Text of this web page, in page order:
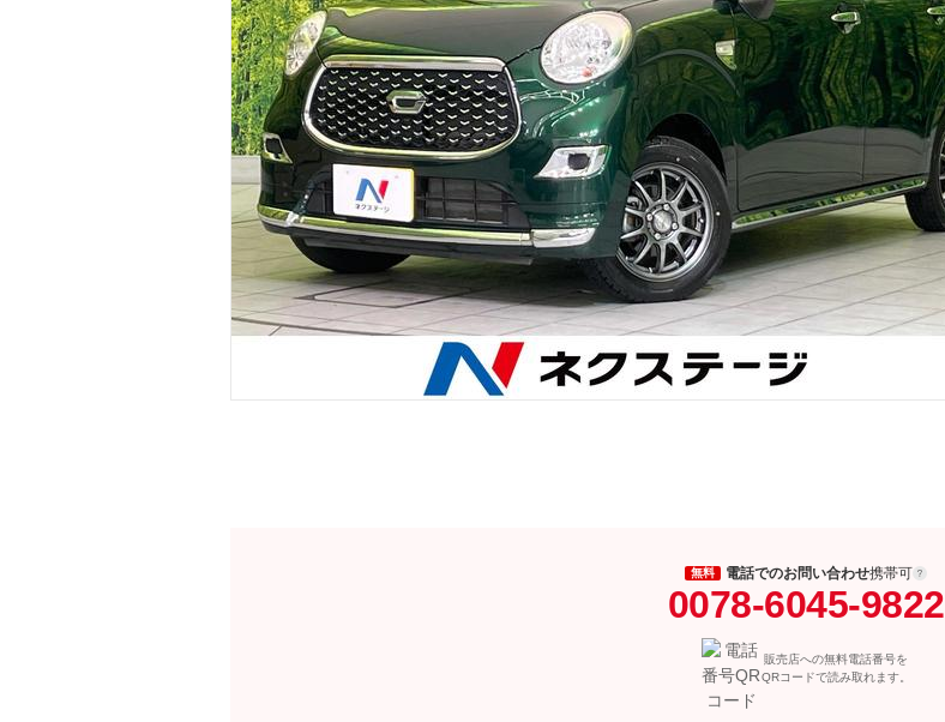
無料 電話でのお問い合わせ携帯可
0078-6045-9822
販売店への無料電話番号を
QRコードで読み取れます。